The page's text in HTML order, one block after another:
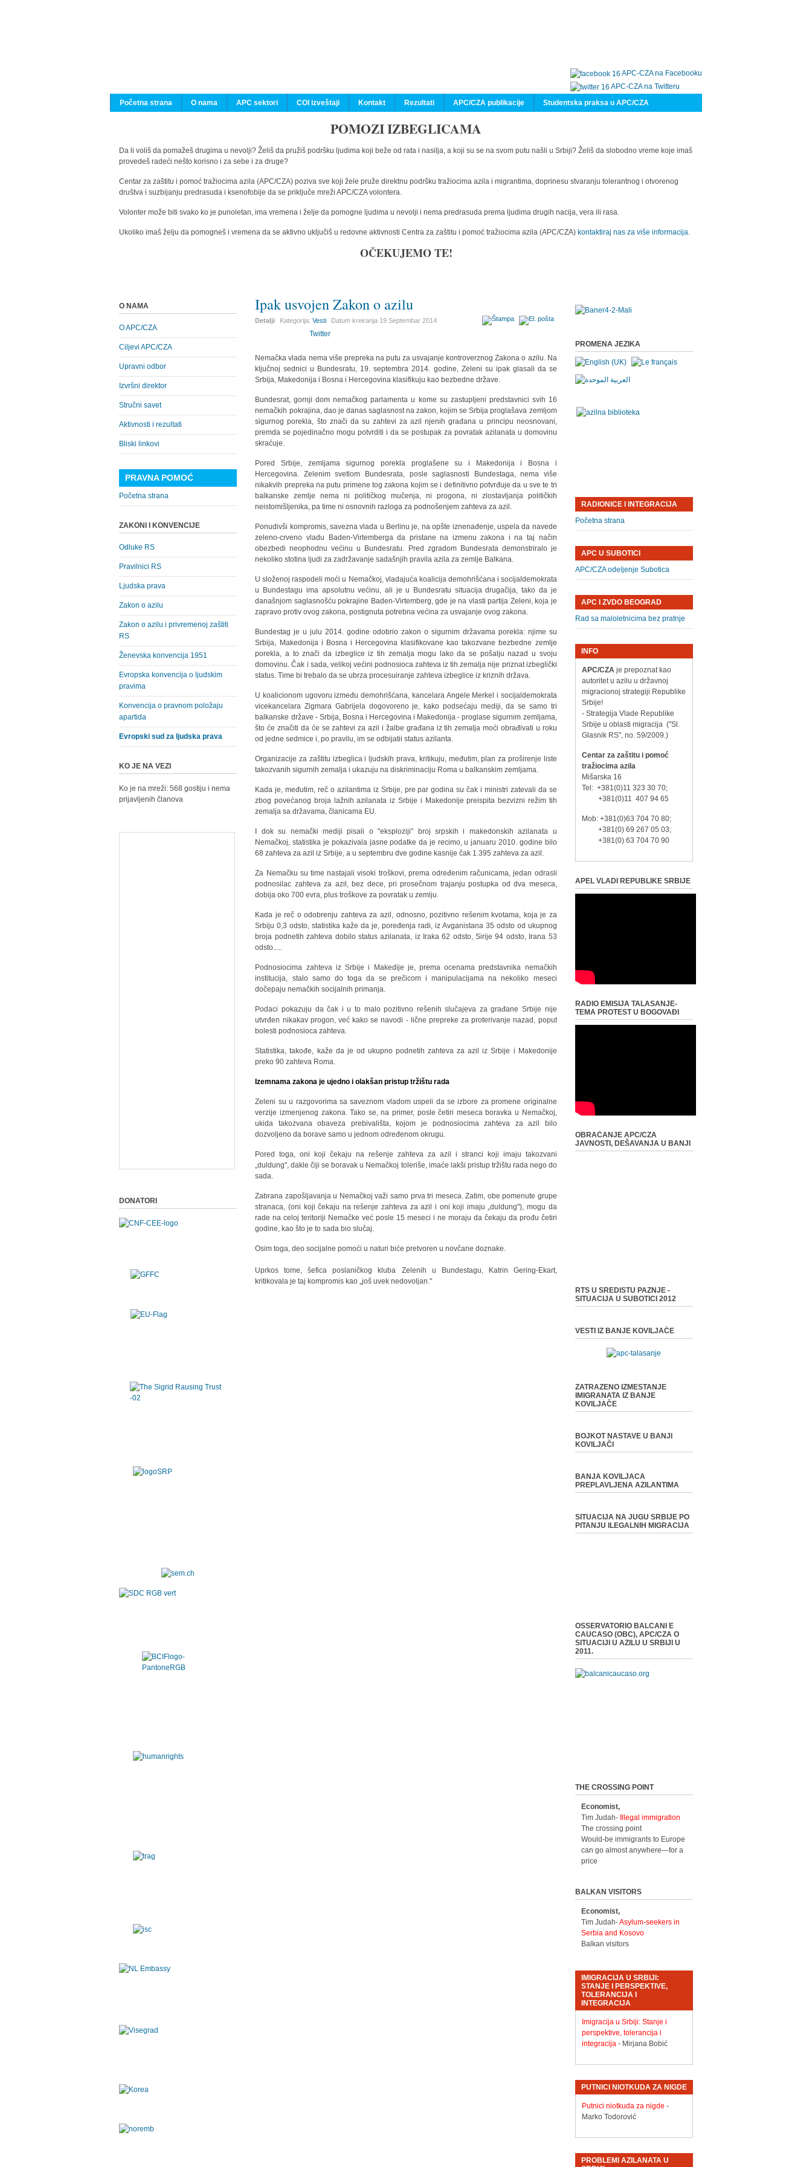
APC-CZA na Facebooku
APC-CZA na Twitteru
Početna strana
O nama APC sektori COI izveštaji Kontakt Rezultati APC/CZA publikacije Studentska praksa u APC/CZA
POMOZI IZBEGLICAMA
Da li voliš da pomažeš drugima u nevolji? Želiš da pružiš podršku ljudima koji beže od rata i nasilja, a koji su se na svom putu našli u Srbiji? Želiš da slobodno vreme koje imaš
provedeš radeći nešto korisno i za sebe i za druge?
Centar za zaštitu i pomoć tražiocima azila (APC/CZA) poziva sve koji žele pruže direktnu podršku tražiocima azila i migrantima, doprinesu stvaranju tolerantnog i otvorenog
društva i suzbijanju predrasuda i ksenofobije da se priključe mreži APC/CZA volontera.
Volonter može biti svako ko je punoletan, ima vremena i želje da pomogne ljudima u nevolji i nema predrasuda prema ljudima drugih nacija, vera ili rasa.
Ukoliko imaš želju da pomogneš i vremena da se aktivno uključiš u redovne aktivnosti Centra za zaštitu i pomoć tražiocima azila (APC/CZA) kontaktiraj nas za više informacija.
OČEKUJEMO TE!
Ipak usvojen Zakon o azilu
Detalji Kategorija:Vesti Datum kreiranja 19 Septembar 2014
Twitter
Nemačka vlada nema više prepreka na putu za usvajanje kontroverznog Zakona o azilu. Na
ključnoj sednici u Bundesratu, 19. septembra 2014. godine, Zeleni su ipak glasali da se
Srbija, Makedonija i Bosna i Hercegovina klasifikuju kao bezbedne države.
Bundesrat, gornji dom nemačkog parlamenta u kome su zastupljeni predstavnici svih 16
nemačkih pokrajina, dao je danas saglasnost na zakon, kojim se Srbija proglašava zemljom
sigurnog porekla, što znači da su zahtevi za azil njenih građana u principu neosnovani,
premda se pojedinačno mogu potvrditi i da se postupak za povratak azilanata u domovinu
skraćuje.
Pored Srbije, zemljama sigurnog porekla proglašene su i Makedonija i Bosna i
Hercegovina. Zelenim svetlom Bundesrata, posle saglasnosti Bundestaga, nema više
nikakvih prepreka na putu primene tog zakona kojim se i definitivno potvrđuje da u sve te tri
balkanske zemlje nema ni političkog mučenja, ni progona, ni zlostavljanja političkih
neistomišljenika, pa time ni osnovnih razloga za podnošenjem zahteva za azil.
Ponudivši kompromis, savezna vlada u Berlinu je, na opšte iznenađenje, uspela da navede
zeleno-crveno vladu Baden-Virtemberga da pristane na izmenu zakona i na taj način
obezbedi neophodnu većinu u Bundesratu. Pred zgradom Bundesrata demonstriralo je
nekoliko stotina ljudi za zadržavanje sadašnjih pravila azila za zemlje Balkana.
U složenoj raspodeli moći u Nemačkoj, vladajuća koalicija demohrišćana i socijaldemokrata
u Bundestagu ima apsolutnu većinu, ali je u Bundesratu situacija drugačija, tako da je
današnjom saglasnošću pokrajine Baden-Virtemberg, gde je na vlasti partija Zeleni, koja je
zapravo protiv ovog zakona, postignuta potrebna većina za usvajanje ovog zakona.
Bundestag je u julu 2014. godine odobrio zakon o sigurnim državama porekla: njime su
Srbija, Makedonija i Bosna i Hercegovina klasifikovane kao takozvane bezbedne zemlje
porekla, a to znači da izbeglice iz tih zemalja mogu lako da se pošalju nazad u svoju
domovinu. Čak i sada, velikoj većini podnosioca zahteva iz tih zemalja nije priznat izbeglički
status. Time bi trebalo da se ubrza procesuiranje zahteva izbeglice iz kriznih država.
U koalicionom ugovoru između demohrišćana, kancelara Angele Merkel i socijaldemokrata
vicekancelara Zigmara Gabrijela dogovoreno je, kako podsećaju mediji, da se samo tri
balkanske države - Srbija, Bosna i Hercegovina i Makedonija - proglase sigurnim zemljama,
što će značiti da će se zahtevi za azil i žalbe građana iz tih zemalja moći obrađivati u roku
od jedne sedmice i, po pravilu, im se odbijatii status azilanta.
Organizacije za zaštitu izbeglica i ljudskih prava, kritikuju, međutim, plan za proširenje liste
takozvanih sigurnih zemalja i ukazuju na diskriminaciju Roma u balkanskim zemljama.
Kada je, međutim, reč o azilantima iz Srbije, pre par godina su čak i ministri zatevali da se
zbog povećanog broja lažnih azilanata iz Srbije i Makedonije preispita bezvizni režim tih
zemalja sa državama, članicama EU.
I dok su nemački mediji pisali o "eksploziji" broj srpskih i makedonskih azilanata u
Nemačkoj, statistika je pokazivala jasne podatke da je recimo, u januaru 2010. godine bilo
68 zahteva za azil iz Srbije, a u septembru dve godine kasnije čak 1.395 zahteva za azil.
Za Nemačku su time nastajali visoki troškovi, prema određenim računicama, jedan odrasli
podnosilac zahteva za azil, bez dece, pri prosečnom trajanju postupka od dva meseca,
dobija oko 700 evra, plus troškove za povratak u zemlju.
Kada je reč o odobrenju zahteva za azil, odnosno, pozitivno rešenim kvotama, koja je za
Srbiju 0,3 odsto, statistika kaže da je, poređenja radi, iz Avganistana 35 odsto od ukupnog
broja podnetih zahteva dobilo status azilanata, iz Iraka 62 odsto, Sirije 94 odsto, Irana 53
odsto.....
Podnosiocima zahteva iz Srbije i Makedije je, prema ocenama predstavnika nemačkih
institucija, stalo samo do toga da se prečicom i manipulacijama na nekoliko meseci
dočepaju nemačkih socijalnih primanja.
Podaci pokazuju da čak i u to malo pozitivno rešenih slučajeva za građane Srbije nije
utvrđen nikakav progon, već kako se navodi - lične prepreke za proterivanje nazad, poput
bolesti podnosioca zahteva.
Statistika, takođe, kaže da je od ukupno podnetih zahteva za azil iz Srbije i Makedonije
preko 90 zahteva Roma.
Izemnama zakona je ujedno i olakšan pristup tržištu rada
Zeleni su u razgovorima sa saveznom vladom uspeli da se izbore za promene originalne
verzije izmenjenog zakona. Tako se, na primer, posle četiri meseca boravka u Nemačkoj,
ukida takozvana obaveza prebivališta, kojom je podnosiocima zahteva za azil bilo
dozvoljeno da borave samo u jednom određenom okrugu.
Pored toga, oni koji čekaju na rešenje zahteva za azil i stranci koji imaju takozvani
„duldung", dakle čiji se boravak u Nemačkoj toleriše, imaće lakši pristup tržištu rada nego do
sada.
Zabrana zapošljavanja u Nemačkoj važi samo prva tri meseca. Zatim, obe pomenute grupe
stranaca, (oni koji čekaju na rešenje zahteva za azil i oni koji imaju „duldung"), mogu da
rade na celoj teritoriji Nemačke već posle 15 meseci i ne moraju da čekaju da prođu četiri
godine, kao što je to sada bio slučaj.
Osim toga, deo socijalne pomoći u naturi biće pretvoren u novčane doznake.
Uprkos tome, šefica poslaničkog kluba Zelenih u Bundestagu, Katrin Gering-Ekart,
kritikovala je taj kompromis kao „još uvek nedovoljan."
O NAMA
O APC/CZA
Ciljevi APC/CZA
Upravni odbor
Izvršni direktor
Stručni savet
Aktivnosti i rezultati
Bliski linkovi
PRAVNA POMOĆ
Početna strana
ZAKONI I KONVENCIJE
Odluke RS
Pravilnici RS
Ljudska prava
Zakon o azilu
Zakon o azilu i privremenoj zaštiti
RS
Ženevska konvencija 1951
Evropska konvencija o ljudskim
pravima
Konvencija o pravnom položaju
apartida
Evropski sud za ljudska prava
KO JE NA VEZI
Ko je na mreži: 568 gostiju i nema
prijavljenih članova
DONATORI
PROMENA JEZIKA
RADIONICE I INTEGRACIJA
Početna strana
APC U SUBOTICI
APC/CZA odeljenje Subotica
APC I ZVDO BEOGRAD
Rad sa maloletnicima bez pratnje
INFO
APC/CZAje prepoznat kao
autoritet u azilu u državnoj
migracionoj strategiji Republike
Srbije!
- Strategija Vlade Republike
Srbije u oblasti migracija ("Sl.
Glasnik RS", no. 59/2009.)
Centar za zaštitu i pomoć
tražiocima azila
Mišarska 16
Tel: +381(0)11 323 30 70;
+381(0)11 407 94 65
Mob: +381(0)63 704 70 80;
+381(0) 69 267 05 03;
+381(0) 63 704 70 90
APEL VLADI REPUBLIKE SRBIJE
RADIO EMISIJA TALASANJE-
TEMA PROTEST U BOGOVAĐI
OBRAĆANJE APC/CZA
JAVNOSTI, DEŠAVANJA U BANJI
RTS U SREDISTU PAZNJE -
SITUACIJA U SUBOTICI 2012
VESTI IZ BANJE KOVILJAČE
ZATRAZENO IZMESTANJE
IMIGRANATA IZ BANJE
KOVILJAČE
BOJKOT NASTAVE U BANJI
KOVILJAČI
BANJA KOVILJACA
PREPLAVLJENA AZILANTIMA
SITUACIJA NA JUGU SRBIJE PO
PITANJU ILEGALNIH MIGRACIJA
OSSERVATORIO BALCANI E
CAUCASO (OBC), APC/CZA O
SITUACIJI U AZILU U SRBIJI U
2011.
THE CROSSING POINT
Economist,
Tim Judah-
Illegal immigration
The crossing point
Would-be immigrants to Europe
can go almost anywhere—for a
price
BALKAN VISITORS
Economist,
Tim Judah-Asylum-seekers in
Serbia and Kosovo
Balkan visitors
IMIGRACIJA U SRBIJI:
STANJE I PERSPEKTIVE,
TOLERANCIJA I
INTEGRACIJA
Imigracija u Srbiji: Stanje i
perspektive, tolerancija i
integracija- Mirjana Bobić
PUTNICI NIOTKUDA ZA NIGDE
Putnici niotkuda za nigde -
Marko Todorović
PROBLEMI AZILANATA U